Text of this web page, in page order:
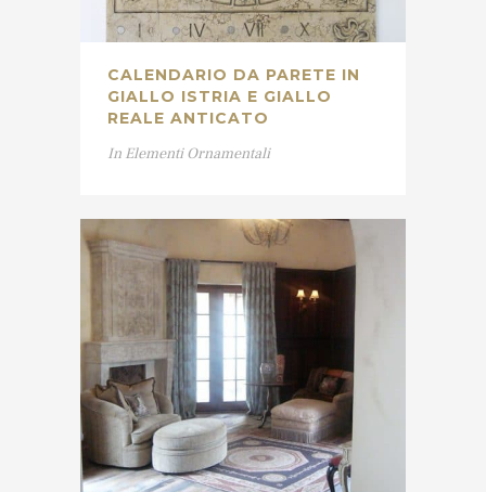
CALENDARIO DA PARETE IN
GIALLO ISTRIA E GIALLO
REALE ANTICATO
In Elementi Ornamentali